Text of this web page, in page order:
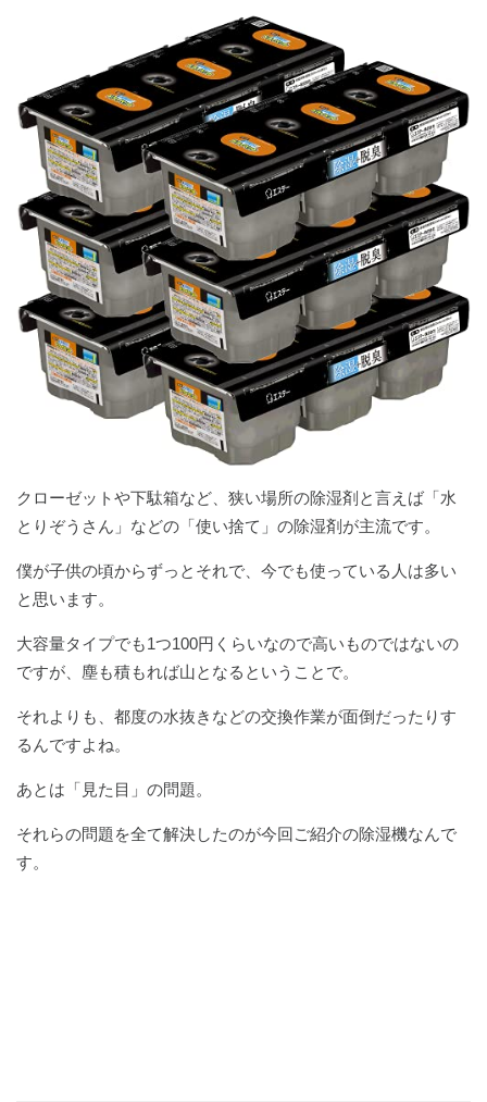
クローゼットや下駄箱など、狭い場所の除湿剤と言えば「水
とりぞうさん」などの「使い捨て」の除湿剤が主流です。
僕が子供の頃からずっとそれで、今でも使っている人は多い
と思います。
大容量タイプでも1つ100円くらいなので高いものではないの
ですが、塵も積もれば山となるということで。
それよりも、都度の水抜きなどの交換作業が面倒だったりす
るんですよね。
あとは「見た目」の問題。
それらの問題を全て解決したのが今回ご紹介の除湿機なんで
す。